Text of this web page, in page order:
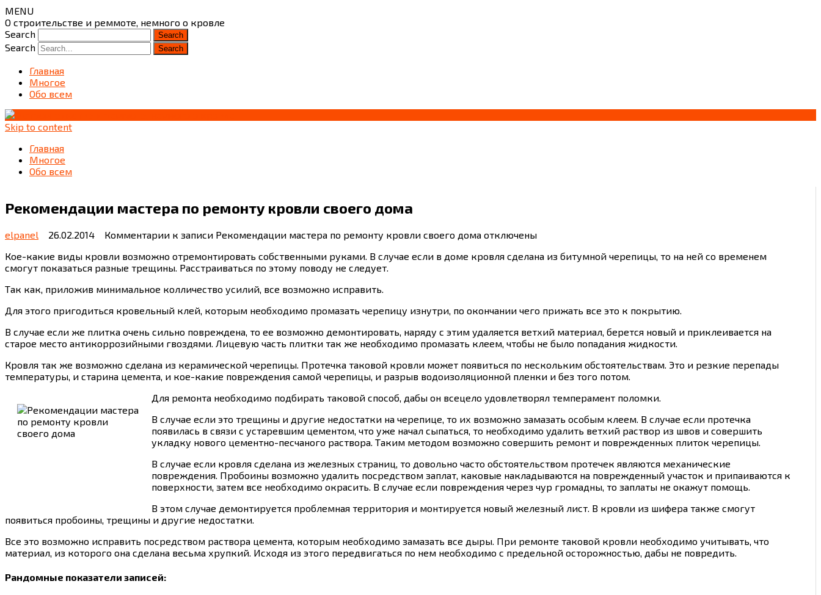
MENU
О строительстве и реммоте, немного о кровле
Search
Search
Главная
Многое
Обо всем
Skip to content
Главная
Многое
Обо всем
Рекомендации мастера по ремонту кровли своего дома
elpanel 26.02.2014 Комментарии к записи Рекомендации мастера по ремонту кровли своего дома отключены
Кое-какие виды кровли возможно отремонтировать собственными руками. В случае если в доме кровля сделана из битумной черепицы, то на ней со временем
смогут показаться разные трещины. Расстраиваться по этому поводу не следует.
Так как, приложив минимальное колличество усилий, все возможно исправить.
Для этого пригодиться кровельный клей, которым необходимо промазать черепицу изнутри, по окончании чего прижать все это к покрытию.
В случае если же плитка очень сильно повреждена, то ее возможно демонтировать, наряду с этим удаляется ветхий материал, берется новый и приклеивается на
старое место антикоррозийными гвоздями. Лицевую часть плитки так же необходимо промазать клеем, чтобы не было попадания жидкости.
Кровля так же возможно сделана из керамической черепицы. Протечка таковой кровли может появиться по нескольким обстоятельствам. Это и резкие перепады
температуры, и старина цемента, и кое-какие повреждения самой черепицы, и разрыв водоизоляционной пленки и без того потом.
Для ремонта необходимо подбирать таковой способ, дабы он всецело удовлетворял темперамент поломки.
В случае если это трещины и другие недостатки на черепице, то их возможно замазать особым клеем. В случае если протечка
появилась в связи с устаревшим цементом, что уже начал сыпаться, то необходимо удалить ветхий раствор из швов и совершить
укладку нового цементно-песчаного раствора. Таким методом возможно совершить ремонт и поврежденных плиток черепицы.
В случае если кровля сделана из железных страниц, то довольно часто обстоятельством протечек являются механические
повреждения. Пробоины возможно удалить посредством заплат, каковые накладываются на поврежденный участок и припаиваются к
поверхности, затем все необходимо окрасить. В случае если повреждения через чур громадны, то заплаты не окажут помощь.
В этом случае демонтируется проблемная территория и монтируется новый железный лист. В кровли из шифера также смогут
появиться пробоины, трещины и другие недостатки.
Все это возможно исправить посредством раствора цемента, которым необходимо замазать все дыры. При ремонте таковой кровли необходимо учитывать, что
материал, из которого она сделана весьма хрупкий. Исходя из этого передвигаться по нем необходимо с предельной осторожностью, дабы не повредить.
Рандомные показатели записей: